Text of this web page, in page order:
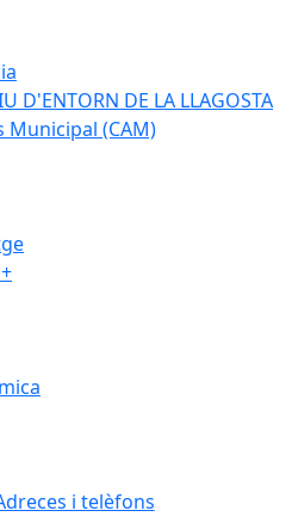
D'ENTORN DE LA LLAGOSTA
Municipal (CAM)
i telèfons